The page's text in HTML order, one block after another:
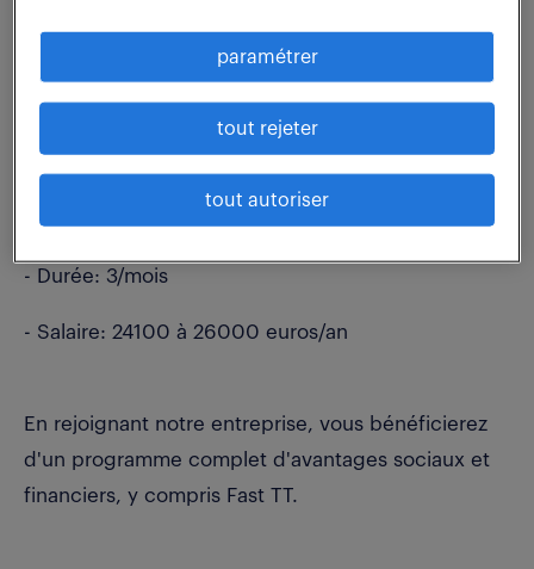
d'audits comptables
- Participer au traitement des activités de tenue de
compte, en veillant à l'application des process
établis
Voici les conditions proposées pour ce poste :
- Contrat: Intérim
- Durée: 3/mois
- Salaire: 24100 à 26000 euros/an
En rejoignant notre entreprise, vous bénéficierez
d'un programme complet d'avantages sociaux et
financiers, y compris Fast TT.
paramétrer
tout rejeter
tout autoriser